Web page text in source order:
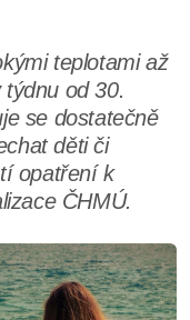
teplotami až
od 30.
se dostatečně
děti či
opatření k
ČHMÚ.